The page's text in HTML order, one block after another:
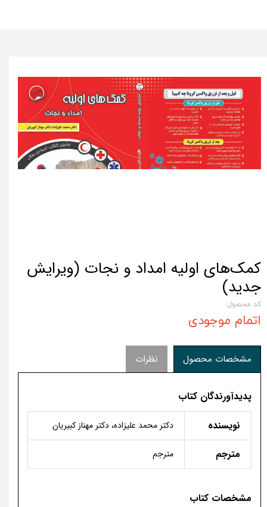
کمک‌های اولیه امداد و نجات (ویرایش
جدید)
کد محصول:
اتمام موجودی
مشخصات محصول نظرات
پدیدآورندگان کتاب
نویسنده
دکتر محمد علیزاده، دکتر مهناز کبیریان
مترجم مترجم
مشخصات کتاب